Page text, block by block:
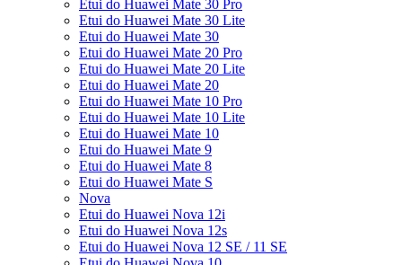
Etui do Huawei Mate 30 Pro
Etui do Huawei Mate 30 Lite
Etui do Huawei Mate 30
Etui do Huawei Mate 20 Pro
Etui do Huawei Mate 20 Lite
Etui do Huawei Mate 20
Etui do Huawei Mate 10 Pro
Etui do Huawei Mate 10 Lite
Etui do Huawei Mate 10
Etui do Huawei Mate 9
Etui do Huawei Mate 8
Etui do Huawei Mate S
Nova
Etui do Huawei Nova 12i
Etui do Huawei Nova 12s
Etui do Huawei Nova 12 SE / 11 SE